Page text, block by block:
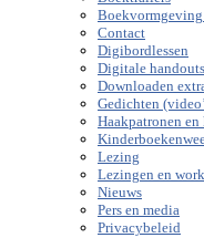
Contact
Digibordlessen
Digitale handouts
Downloaden
Gedichten
Haakpatronen
Lezing
Lezingen en
Nieuws
Pers en media
Privacybeleid